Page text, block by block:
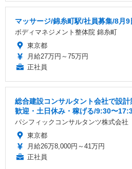
マッサージ/錦糸町駅/社員募集/8月9
ボディマネジメント整体院 錦糸町
東京都
月給27万円～75万円
正社員
総合建設コンサルタント会社で設
歓迎・土日休み・稼げる/9:30〜
パシフィックコンサルタンツ株式会社
東京都
月給26万8,000円～41万円
正社員